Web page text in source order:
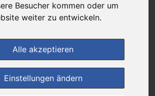
Besucher kommen oder um
weiter zu entwickeln.
Alle akzeptieren
Einstellungen ändern
im Shop bestellen
zur Einkaufsliste